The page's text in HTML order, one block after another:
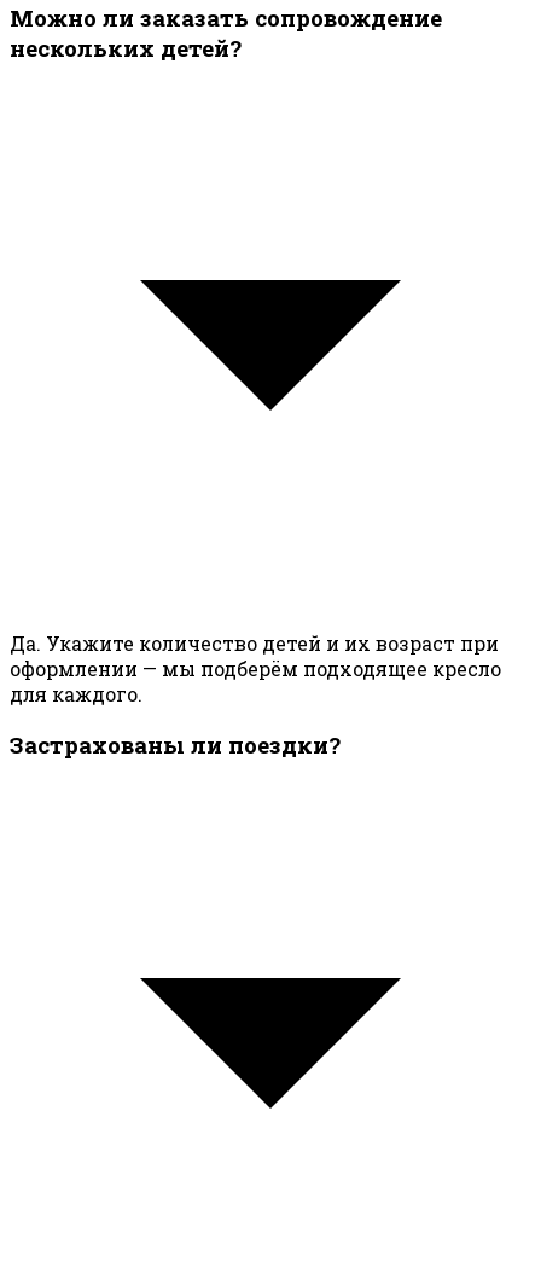
Можно ли заказать сопровождение
нескольких детей?
Да. Укажите количество детей и их возраст при
оформлении — мы подберём подходящее кресло
для каждого.
Застрахованы ли поездки?